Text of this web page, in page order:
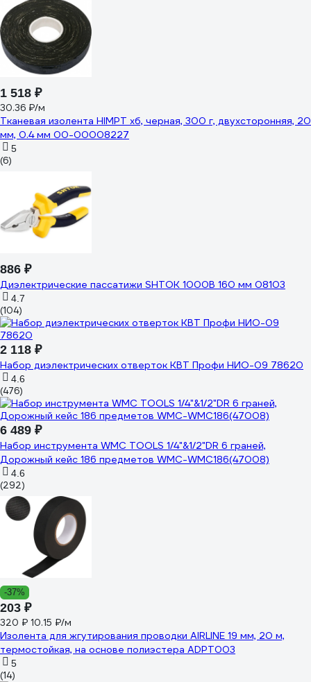
1 518 ₽
30.36 ₽/м
Тканевая изолента HIMPT хб, черная, 300 г, двухсторонняя, 20
мм, 0.4 мм 00-00008227
5
(6)
886 ₽
Диэлектрические пассатижи SHTOK 1000В 160 мм 08103
4.7
(104)
2 118 ₽
Набор диэлектрических отверток КВТ Профи НИО-09 78620
4.6
(476)
6 489 ₽
Набор инструмента WMC TOOLS 1/4"&1/2"DR 6 граней,
Дорожный кейс 186 предметов WMC-WMC186(47008)
4.6
(292)
-37%
203 ₽
320 ₽ 10.15 ₽/м
Изолента для жгутирования проводки AIRLINE 19 мм, 20 м,
термостойкая, на основе полиэстера ADPT003
5
(14)